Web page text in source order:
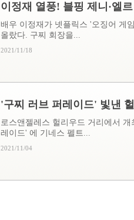
이정재 열풍! 블핑 제니·엘
배우 이정재가 넷플릭스 '오징어 게
올랐다. 구찌 회장을...
2021/11/18
'구찌 러브 퍼레이드' 빛낸
로스앤젤레스 헐리우드 거리에서 개
레이드' 에 기네스 펠트...
2021/11/04